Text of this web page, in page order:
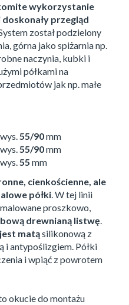
wykorzystanie
przegląd
został podzielony
górna jako spiżarnia np.
naczynia, kubki i
półkami na
jak np. małe
55/90mm
55/90mm
55 mm
cienkościenne, ale
półki. W tej linii
proszkowo,
drewnianą listwę.
matąsilikonową z
i antypoślizgiem. Półki
i wpiąć z powrotem
okucie do montażu